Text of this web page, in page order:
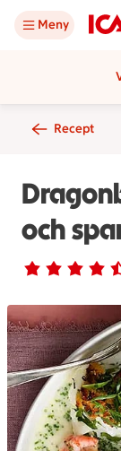
Meny
Recept
och
Betyg 4.6 av 5.
76 personer